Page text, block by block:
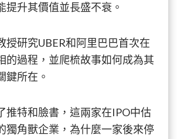
提升其價值並長盛不衰。
研究UBER和阿里巴巴首次在
的過程，並爬梳故事如何成為其
鍵所在。
特和臉書，這兩家在IPO中估
獨角獸企業，為什麼一家後來停